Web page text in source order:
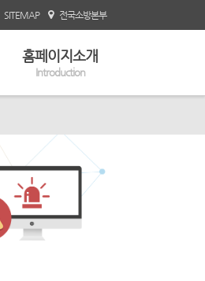
SITEMAP 전국소방본부
홈페이지소개
Introduction